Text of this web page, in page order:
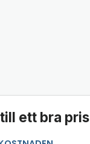
ett bra pris